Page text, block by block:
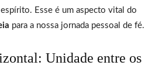
Esse é um aspecto vital do
para a nossa jornada pessoal de fé.
Unidade entre os